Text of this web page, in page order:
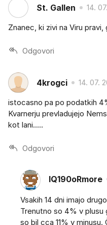
St. Gallen 14.
Znanec, ki zivi na Viru
Odgovori
4krogci 14. 07.
istocasno pa po podatkih
Kvarnerju prevladujejo
kot lani.....
Odgovori
IQ190oRmore
Vsakih 14 dni imajo
Trenutno so 4% v plusu
so bil cca 11% v